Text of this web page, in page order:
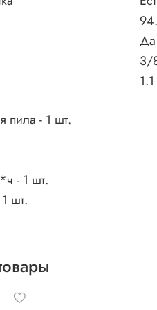
Да
3/
1.1
пила - 1 шт.
- 1 шт.
шт.